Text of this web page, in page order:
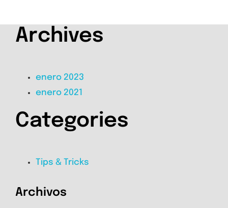
Archives
enero 2023
enero 2021
Categories
Tips & Tricks
Archivos